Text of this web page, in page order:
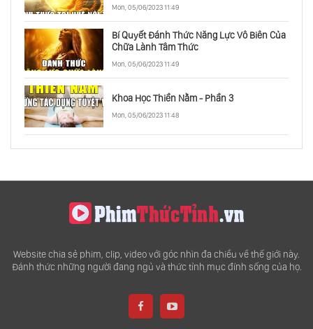
Mon, 05/06/2023 11:49
Bí Quyết Đánh Thức Năng Lực Vô Biên Của
Chữa Lành Tâm Thức
Mon, 05/06/2023 11:49
Khoa Học Thiền Nằm - Phần 3
Mon, 05/06/2023 11:48
Website chia sẻ phim, clip, video với góc nhìn đa chiều về thế giới này.
Đánh thức những người đang ngủ và thức tỉnh mục đính sống của họ.